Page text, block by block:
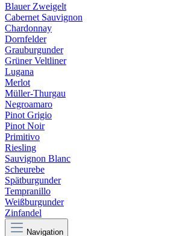
Blauer Zweigelt
Cabernet Sauvignon
Chardonnay
Dornfelder
Grauburgunder
Grüner Veltliner
Lugana
Merlot
Müller-Thurgau
Negroamaro
Pinot Grigio
Pinot Noir
Primitivo
Riesling
Sauvignon Blanc
Scheurebe
Spätburgunder
Tempranillo
Weißburgunder
Zinfandel
Navigation